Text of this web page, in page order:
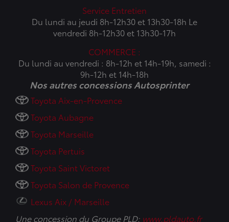
Service Entretien
Du lundi au jeudi 8h-12h30 et 13h30-18h Le
vendredi 8h-12h30 et 13h30-17h
COMMERCE :
Du lundi au vendredi : 8h-12h et 14h-19h, samedi :
9h-12h et 14h-18h
Nos autres concessions Autosprinter
Toyota Aix-en-Provence
Toyota Aubagne
Toyota Marseille
Toyota Pertuis
Toyota Saint Victoret
Toyota Salon de Provence
Lexus Aix / Marseille
Une concession du Groupe PLD: www.pldauto.fr